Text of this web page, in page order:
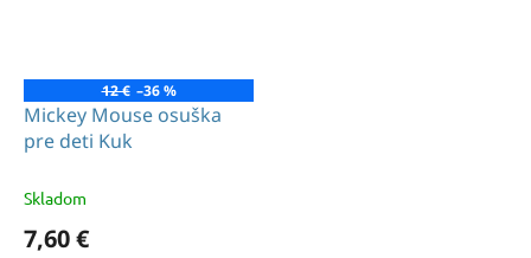
12 € –36 %
Mickey Mouse osuška
pre deti Kuk
Skladom
7,60 €